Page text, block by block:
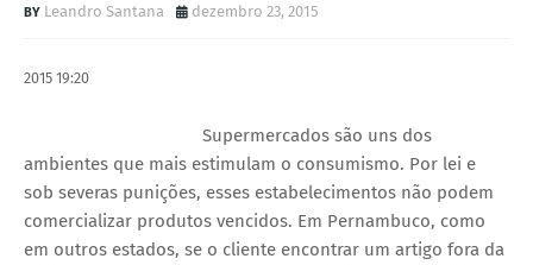
Leandro Santana dezembro 23, 2015
2015 19:20
Supermercados são uns dos
ambientes que mais estimulam o consumismo. Por lei e
sob severas punições, esses estabelecimentos não podem
comercializar produtos vencidos. Em Pernambuco, como
em outros estados, se o cliente encontrar um artigo fora da